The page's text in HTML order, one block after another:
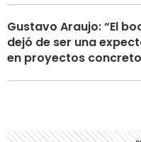
Gustavo Araujo: “El
dejó de ser una
en proyectos